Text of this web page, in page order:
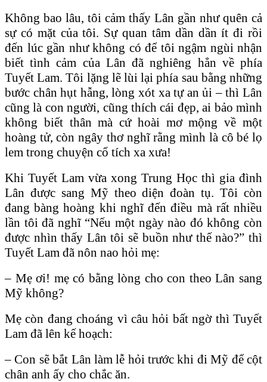
Không bao lâu, tôi cảm thấy Lân gần như quên cả
sự có mặt của tôi. Sự quan tâm dần dần ít đi rồi
đến lúc gần như không có để tôi ngậm ngùi nhận
biết tình cảm của Lân đã nghiêng hẳn về phía
Tuyết Lam. Tôi lặng lẽ lùi lại phía sau bằng những
bước chân hụt hẫng, lòng xót xa tự an ủi – thì Lân
cũng là con người, cũng thích cái đẹp, ai bảo mình
không biết thân mà cứ hoài mơ mộng về một
hoàng tử, còn ngây thơ nghĩ rằng mình là cô bé lọ
lem trong chuyện cổ tích xa xưa!
Khi Tuyết Lam vừa xong Trung Học thì gia đình
Lân được sang Mỹ theo diện đoàn tụ. Tôi còn
đang bàng hoàng khi nghĩ đến điều mà rất nhiều
lần tôi đã nghĩ “Nếu một ngày nào đó không còn
được nhìn thấy Lân tôi sẽ buồn như thế nào?” thì
Tuyết Lam đã nôn nao hỏi mẹ:
– Mẹ ơi! mẹ có bằng lòng cho con theo Lân sang
Mỹ không?
Mẹ còn đang choáng vì câu hỏi bất ngờ thì Tuyết
Lam đã lên kế hoạch:
– Con sẽ bắt Lân làm lễ hỏi trước khi đi Mỹ để cột
chân anh ấy cho chắc ăn.